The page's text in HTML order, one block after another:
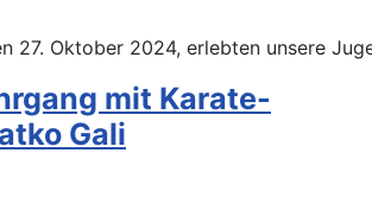
27. Oktober 2024, erlebten unsere
mit Karate-
Gali